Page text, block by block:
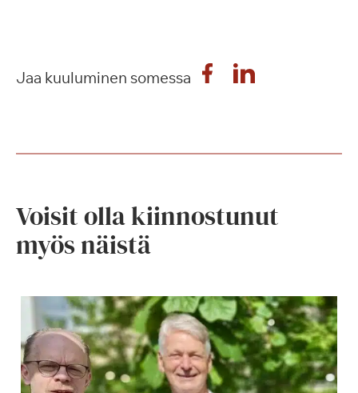
Jaa kuuluminen somessa
Voisit olla kiinnostunut
myös näistä